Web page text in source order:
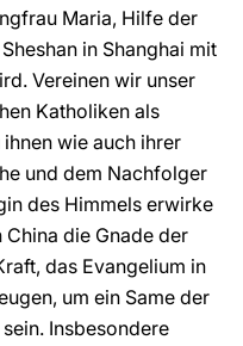
Maria, Hilfe der
in Shanghai mit
Vereinen wir unser
Katholiken als
wie auch ihrer
und dem Nachfolger
des Himmels erwirke
die Gnade der
das Evangelium in
um ein Same der
Insbesondere